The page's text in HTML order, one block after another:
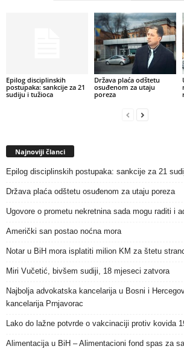
Epilog disciplinskih
postupaka: sankcije za 21
sudiju i tužioca
Država plaća odštetu
osuđenom za utaju
poreza
Najnoviji članci
Epilog disciplinskih postupaka: sankcije za 21
Država plaća odštetu osuđenom za utaju poreza
Ugovore o prometu nekretnina sada mogu raditi i
Američki san postao noćna mora
Notar u BiH mora isplatiti milion KM za štetu
Miri Vučetić, bivšem sudiji, 18 mjeseci zatvora
Najbolja advokatska kancelarija u Bosni i
kancelarija Prnjavorac
Lako do lažne potvrde o vakcinaciji protiv kovida
Alimentacija u BiH – Alimentacioni fond spas za